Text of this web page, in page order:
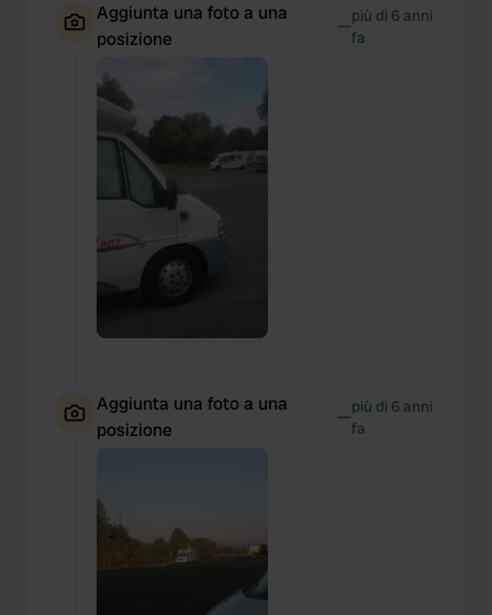
Aggiunta una foto a una
posizione
—più di 6 anni
fa
Aggiunta una foto a una
posizione
—più di 6 anni
fa